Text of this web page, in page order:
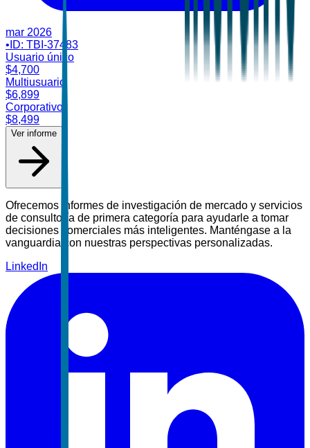
mar 2026
• ID: TBI-37483
Usuario único
$4,700
Multiusuario
$6,899
Corporativo
$8,499
Ver informe
Ofrecemos informes de investigación de mercado y servicios
de consultoría de primera categoría para ayudarle a tomar
decisiones comerciales más inteligentes. Manténgase a la
vanguardia con nuestras perspectivas personalizadas.
LinkedIn